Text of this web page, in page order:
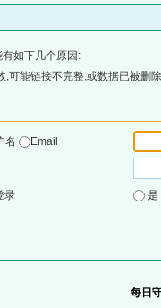
如下几个原因:
,可能链接不完整,或数据已被删
名
Email
录
每日